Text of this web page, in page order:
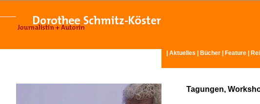
Aktuelles Bücher Feature
Tagungen,